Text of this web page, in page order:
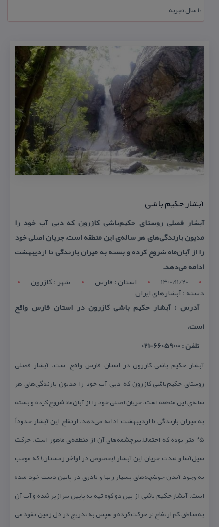
۱۰ سال تجربه
آبشار حكیم باشی
آبشار فصلی روستای حكیم‌باشی كازرون كه دبی آب خود را
مدیون بارندگی‌های هر ساله‌ی این منطقه است، جریان اصلی خود
را از آبان‌ماه شروع كرده و بسته به میزان بارندگی تا اردیبهشت
ادامه می‌دهد.
1400/11/20
استان : فارس شهر : کازرون
دسته : آبشارهای ایران
آدرس : آبشار حكیم باشی كازرون در استان فارس واقع
است.
تلفن : 66059000-021
آبشار حكیم باشی كازرون در استان فارس واقع است. آبشار فصلی
روستای حكیم‌باشی كازرون كه دبی آب خود را مدیون بارندگی‌های هر
ساله‌ی این منطقه است، جریان اصلی خود را از آبان‌ماه شروع كرده و بسته
به میزان بارندگی تا اردیبهشت ادامه می‌دهد. ارتفاع این آبشار حدوداً
۲۵ متر بوده كه احتمالاً سرچشمه‌های آن از منطقه‌ی ماهور است. حركت
سیل‌آسا و شدت جریان این آبشار (بخصوص در اواخر زمستان) كه موجب
به وجود آمدن حوضچه‌های بسیار زیبا و نادری در پایین دست خود شده
است. آبشار حكیم باشی از بین دو كوه تپه به پایین سرازیر شده و آب آن
به مناطق كم ارتفاع تر حركت كرده و سپس به تدریج در دل زمین نفوذ می